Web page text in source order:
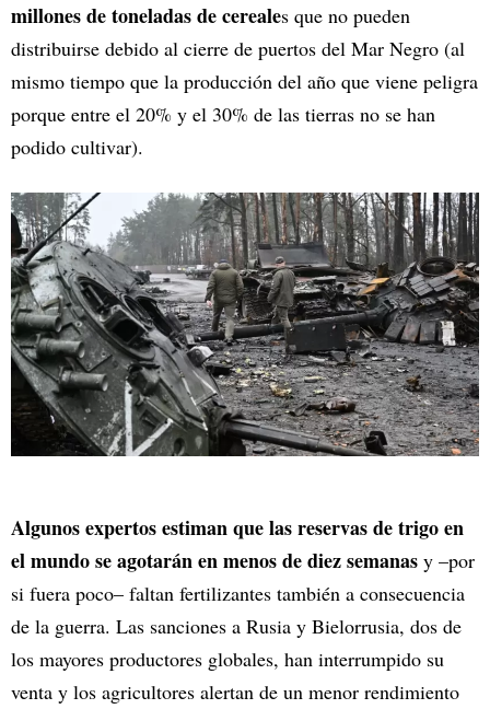
millones de toneladas de cereales que no pueden
distribuirse debido al cierre de puertos del Mar Negro (al
mismo tiempo que la producción del año que viene peligra
porque entre el 20% y el 30% de las tierras no se han
podido cultivar).
Algunos expertos estiman que las reservas de trigo en
el mundo se agotarán en menos de diez semanas y –por
si fuera poco– faltan fertilizantes también a consecuencia
de la guerra. Las sanciones a Rusia y Bielorrusia, dos de
los mayores productores globales, han interrumpido su
venta y los agricultores alertan de un menor rendimiento